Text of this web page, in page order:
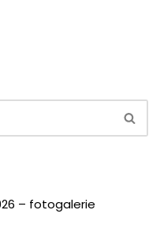
– fotogalerie